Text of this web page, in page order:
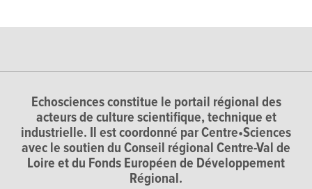
Echosciences constitue le portail régional des
acteurs de culture scientifique, technique et
industrielle. Il est coordonné par Centre•Sciences
avec le soutien du Conseil régional Centre-Val de
Loire et du Fonds Européen de Développement
Régional.